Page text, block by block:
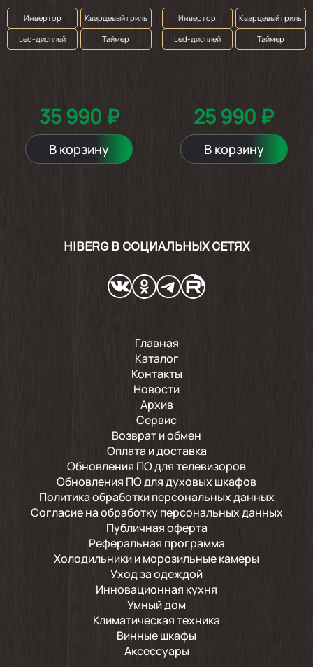
Инвертор
Кварцевый гриль
Led-дисплей
Таймер
35 990 ₽
В корзину
Инвертор
Кварцевый гриль
Led-дисплей
Таймер
25 990 ₽
В корзину
HIBERG В СОЦИАЛЬНЫХ СЕТЯХ
Главная
Каталог
Контакты
Новости
Архив
Сервис
Возврат и обмен
Оплата и доставка
Обновления ПО для телевизоров
Обновления ПО для духовых шкафов
Политика обработки персональных данных
Согласие на обработку персональных данных
Публичная оферта
Реферальная программа
Холодильники и морозильные камеры
Уход за одеждой
Инновационная кухня
Умный дом
Климатическая техника
Винные шкафы
Аксессуары